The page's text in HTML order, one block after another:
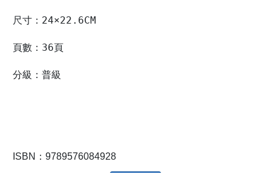
尺寸：24×22.6CM
頁數：36頁
分級：普級
ISBN：9789576084928